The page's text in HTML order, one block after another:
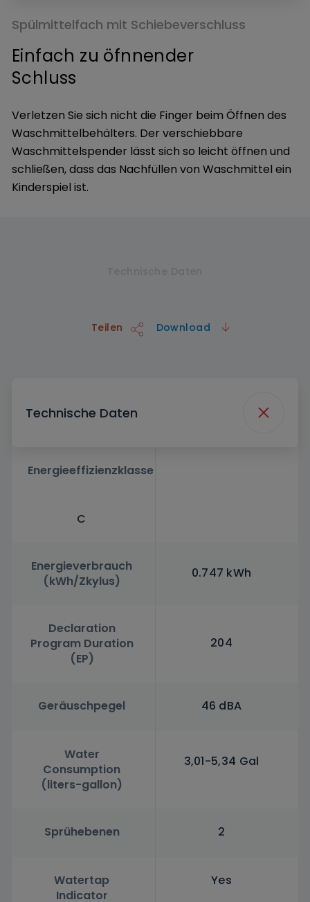
Spülmittelfach mit Schiebeverschluss
Einfach zu öfnnender
Schluss
Verletzen Sie sich nicht die Finger beim Öffnen des
Waschmittelbehälters. Der verschiebbare
Waschmittelspender lässt sich so leicht öffnen und
schließen, dass das Nachfüllen von Waschmittel ein
Kinderspiel ist.
Teilen Download
Technische Daten
Energieeffizienzklasse
C
Energieverbrauch
(kWh/Zkylus)
0.747 kWh
Declaration
Program Duration
(EP)
204
Geräuschpegel 46 dBA
Water
Consumption
(liters-gallon)
3,01-5,34 Gal
Sprühebenen 2
Watertap
Indicator
Yes